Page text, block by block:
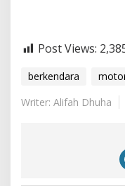
Post Views:
berkendara
Writer: Alifah Dhuha